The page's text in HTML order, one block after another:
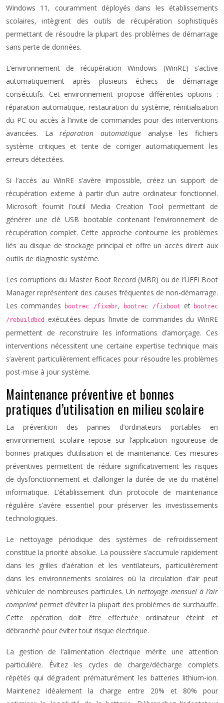
Windows 11, couramment déployés dans les établissements
scolaires, intègrent des outils de récupération sophistiqués
permettant de résoudre la plupart des problèmes de démarrage
sans perte de données.
L’environnement de récupération Windows (WinRE) s’active
automatiquement après plusieurs échecs de démarrage
consécutifs. Cet environnement propose différentes options :
réparation automatique, restauration du système, réinitialisation
du PC ou accès à l’invite de commandes pour des interventions
avancées. Laréparation automatique analyse les fichiers
système critiques et tente de corriger automatiquement les
erreurs détectées.
Si l’accès au WinRE s’avère impossible, créez un support de
récupération externe à partir d’un autre ordinateur fonctionnel.
Microsoft fournit l’outil Media Creation Tool permettant de
générer une clé USB bootable contenant l’environnement de
récupération complet. Cette approche contourne les problèmes
liés au disque de stockage principal et offre un accès direct aux
outils de diagnostic système.
Les corruptions du Master Boot Record (MBR) ou de l’UEFI Boot
Manager représentent des causes fréquentes de non-démarrage.
Les commandes
bootrec /fixmbr, bootrec /fixboot et bootrec
/rebuildbcd
exécutées depuis l’invite de commandes du WinRE
permettent de reconstruire les informations d’amorçage. Ces
interventions nécessitent une certaine expertise technique mais
s’avèrent particulièrement efficaces pour résoudre les problèmes
post-mise à jour système.
Maintenance préventive et bonnes
pratiques d’utilisation en milieu scolaire
La prévention des pannes d’ordinateurs portables en
environnement scolaire repose sur l’application rigoureuse de
bonnes pratiques d’utilisation et de maintenance. Ces mesures
préventives permettent de réduire significativement les risques
de dysfonctionnement et d’allonger la durée de vie du matériel
informatique. L’établissement d’un protocole de maintenance
régulière s’avère essentiel pour préserver les investissements
technologiques.
Le nettoyage périodique des systèmes de refroidissement
constitue la priorité absolue. La poussière s’accumule rapidement
dans les grilles d’aération et les ventilateurs, particulièrement
dans les environnements scolaires où la circulation d’air peut
véhiculer de nombreuses particules. Unnettoyage mensuel à l’air
comprimé permet d’éviter la plupart des problèmes de surchauffe.
Cette opération doit être effectuée ordinateur éteint et
débranché pour éviter tout risque électrique.
La gestion de l’alimentation électrique mérite une attention
particulière. Évitez les cycles de charge/décharge complets
répétés qui dégradent prématurément les batteries lithium-ion.
Maintenez idéalement la charge entre 20% et 80% pour